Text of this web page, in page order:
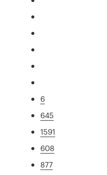
6
645
1591
608
877